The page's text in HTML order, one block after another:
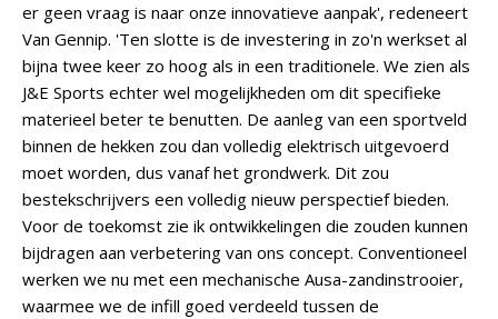
er geen vraag is naar onze innovatieve aanpak', redeneert
Van Gennip. 'Ten slotte is de investering in zo'n werkset al
bijna twee keer zo hoog als in een traditionele. We zien als
J&E Sports echter wel mogelijkheden om dit specifieke
materieel beter te benutten. De aanleg van een sportveld
binnen de hekken zou dan volledig elektrisch uitgevoerd
moet worden, dus vanaf het grondwerk. Dit zou
bestekschrijvers een volledig nieuw perspectief bieden.
Voor de toekomst zie ik ontwikkelingen die zouden kunnen
bijdragen aan verbetering van ons concept. Conventioneel
werken we nu met een mechanische Ausa-zandinstrooier,
waarmee we de infill goed verdeeld tussen de